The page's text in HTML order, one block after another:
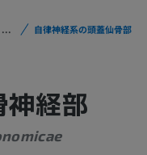
...
自律神経系の頭蓋仙骨部
神経部